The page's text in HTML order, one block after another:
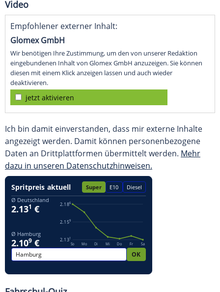
Video
Empfohlener externer Inhalt:
Glomex GmbH
Wir benötigen Ihre Zustimmung, um den von unserer Redaktion
eingebundenen Inhalt von Glomex GmbH anzuzeigen. Sie können
diesen mit einem Klick anzeigen lassen und auch wieder
deaktivieren.
jetzt aktivieren
Ich bin damit einverstanden, dass mir externe Inhalte
angezeigt werden. Damit können personenbezogene
Daten an Drittplattformen übermittelt werden. Mehr
dazu in unseren Datenschutzhinweisen.